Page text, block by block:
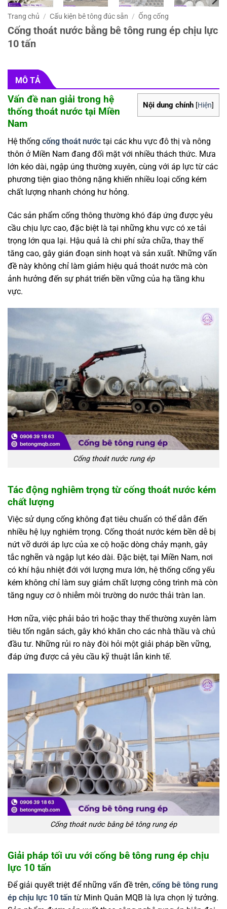
Trang chủ / Cấu kiện bê tông đúc sẵn / Ống cống
Cống thoát nước bằng bê tông rung ép chịu lực
10 tấn
MÔ TẢ
Nội dung chính [Hiện]
Vấn đề nan giải trong hệ
thống thoát nước tại Miền
Nam
Hệ thống cống thoát nước tại các khu vực đô thị và nông
thôn ở Miền Nam đang đối mặt với nhiều thách thức. Mưa
lớn kéo dài, ngập úng thường xuyên, cùng với áp lực từ các
phương tiện giao thông nặng khiến nhiều loại cống kém
chất lượng nhanh chóng hư hỏng.
Các sản phẩm cống thông thường khó đáp ứng được yêu
cầu chịu lực cao, đặc biệt là tại những khu vực có xe tải
trọng lớn qua lại. Hậu quả là chi phí sửa chữa, thay thế
tăng cao, gây gián đoạn sinh hoạt và sản xuất. Những vấn
đề này không chỉ làm giảm hiệu quả thoát nước mà còn
ảnh hưởng đến sự phát triển bền vững của hạ tầng khu
vực.
Cống thoát nước rung ép
Tác động nghiêm trọng từ cống thoát nước kém
chất lượng
Việc sử dụng cống không đạt tiêu chuẩn có thể dẫn đến
nhiều hệ lụy nghiêm trọng. Cống thoát nước kém bền dễ bị
nứt vỡ dưới áp lực của xe cộ hoặc dòng chảy mạnh, gây
tắc nghẽn và ngập lụt kéo dài. Đặc biệt, tại Miền Nam, nơi
có khí hậu nhiệt đới với lượng mưa lớn, hệ thống cống yếu
kém không chỉ làm suy giảm chất lượng công trình mà còn
tăng nguy cơ ô nhiễm môi trường do nước thải tràn lan.
Hơn nữa, việc phải bảo trì hoặc thay thế thường xuyên làm
tiêu tốn ngân sách, gây khó khăn cho các nhà thầu và chủ
đầu tư. Những rủi ro này đòi hỏi một giải pháp bền vững,
đáp ứng được cả yêu cầu kỹ thuật lẫn kinh tế.
Cống thoát nước bằng bê tông rung ép
Giải pháp tối ưu với cống bê tông rung ép chịu
lực 10 tấn
Để giải quyết triệt để những vấn đề trên, cống bê tông rung
ép chịu lực 10 tấn từ Minh Quân MQB là lựa chọn lý tưởng.